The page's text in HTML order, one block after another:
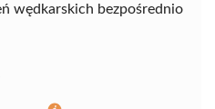
wędkarskich bezpośrednio